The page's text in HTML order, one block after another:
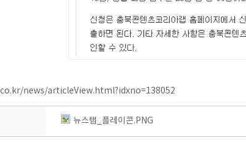
news/articleView.html?idxno=138052
뉴스탭_플레이콘.PNG